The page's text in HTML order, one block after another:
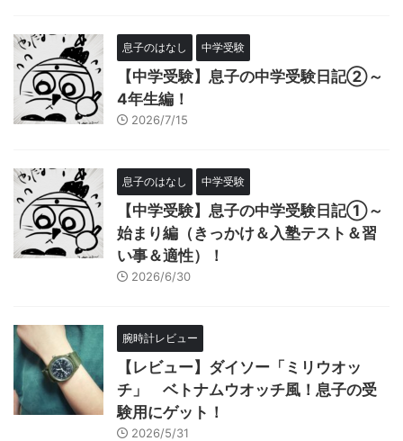
息子のはなし 中学受験
【中学受験】息子の中学受験日記②～
4年生編！
2026/7/15
息子のはなし 中学受験
【中学受験】息子の中学受験日記①～
始まり編（きっかけ＆入塾テスト＆習
い事＆適性）！
2026/6/30
腕時計レビュー
【レビュー】ダイソー「ミリウオッ
チ」 ベトナムウオッチ風！息子の受
験用にゲット！
2026/5/31